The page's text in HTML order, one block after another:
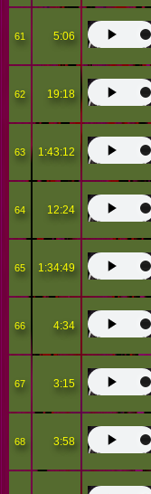
61 5:06
62 19:18
63 1:43:12
64 12:24
65 1:34:49
66 4:34
67 3:15
68 3:58